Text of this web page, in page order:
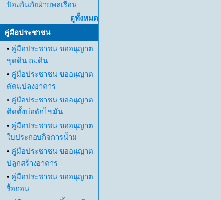
ป้องกันภัยฝ่ายพลเรือน
ดูทั้งหมด
คู่มือประชาชน
• คู่มือประชาชน ขออนุญาต
ขุดดิน ถมดิน
• คู่มือประชาชน ขออนุญาต
ดัดแปลงอาคาร
• คู่มือประชาชน ขออนุญาต
ติดตั้งบ่อดักไขมัน
• คู่มือประชาชน ขออนุญาต
ใบประกอบกิจการน้ำม
• คู่มือประชาชน ขออนุญาต
ปลูกสร้างอาคาร
• คู่มือประชาชน ขออนุญาต
รื้อถอน